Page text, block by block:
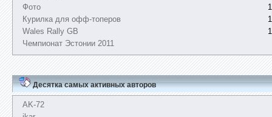
Фото
Курилка для офф-топеров
Wales Rally GB
Чемпионат Эстонии 2011
Десятка самых активных авторов
AK-72